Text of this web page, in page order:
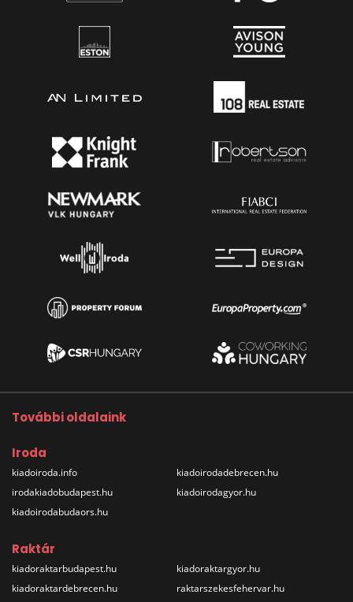
További oldalaink
Iroda
kiadoiroda.info
irodakiadobudapest.hu
kiadoirodabudaors.hu
kiadoirodadebrecen.hu
kiadoirodagyor.hu
Raktár
kiadoraktarbudapest.hu
kiadoraktardebrecen.hu
kiadoraktargyor.hu
raktarszekesfehervar.hu